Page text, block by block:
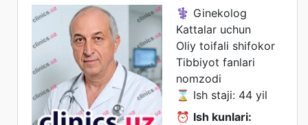
⚕️ Ginekolog
Kattalar uchun
Oliy toifali shifokor
Tibbiyot fanlari
nomzodi
⌛ Ish staji: 44 yil
⏰ Ish kunlari: